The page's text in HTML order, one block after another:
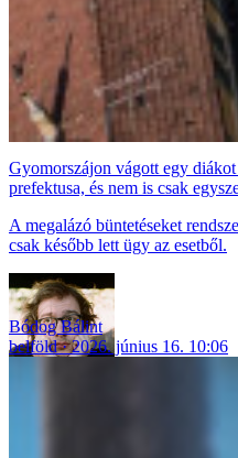
Gyomorszájon vágott egy
prefektusa, és nem is csak
A megalázó büntetéseket
csak később lett ügy az esetből.
Bódog Bálint
belföld
2026. június 16. 10:06